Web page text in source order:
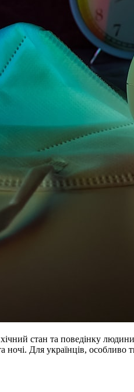
стан та поведінку
Для українців,